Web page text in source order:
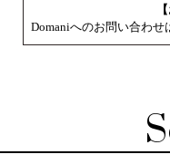
Domaniへのお問い合わせ